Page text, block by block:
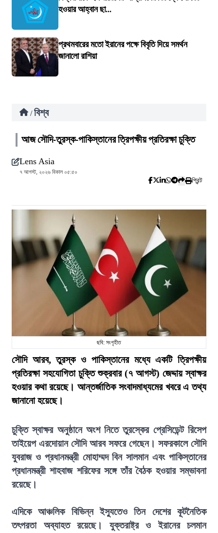
হওয়ার আহ্বান ছা...
প্রথমবারের মতো ইরানের পক্ষে বিবৃতি দিয়ে সমর্থন
জানালো রাশিয়া
/ বিশ্ব
আজ সৌদি-তুরস্ক-পাকিস্তানের ত্রিপক্ষীয় প্রতিরক্ষা চুক্তি
Lens Asia
৭ আগস্ট, ২০২৬ বিকাল ০৫:৫০
প্রিন্ট
ছবি: সংগৃহীত
সৌদি আরব, তুরস্ক ও পাকিস্তানের মধ্যে একটি ত্রিপক্ষীয়
প্রতিরক্ষা সহযোগিতা চুক্তি শুক্রবার (৭ আগস্ট) জেদ্দায় স্বাক্ষর
হওয়ার কথা রয়েছে। আন্তর্জাতিক সংবাদমাধ্যমের খবরে এ তথ্য
জানানো হয়েছে।
চুক্তি স্বাক্ষর অনুষ্ঠানে অংশ নিতে তুরস্কের প্রেসিডেন্ট রিসেপ
তাইয়েপ এরদোয়ান সৌদি আরব সফরে গেছেন। সফরকালে সৌদি
যুবরাজ ও প্রধানমন্ত্রী মোহাম্মদ বিন সালমান এবং পাকিস্তানের
প্রধানমন্ত্রী শাহবাজ শরিফের সঙ্গে তাঁর বৈঠক হওয়ার সম্ভাবনা
রয়েছে।
এদিকে আঞ্চলিক বিভিন্ন ইস্যুতেও তিন দেশের কূটনৈতিক
তৎপরতা অব্যাহত রয়েছে। যুক্তরাষ্ট্র ও ইরানের চলমান